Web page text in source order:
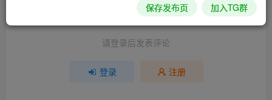
请登录后发表评论
登录 注册
保存发布页 加入TG群